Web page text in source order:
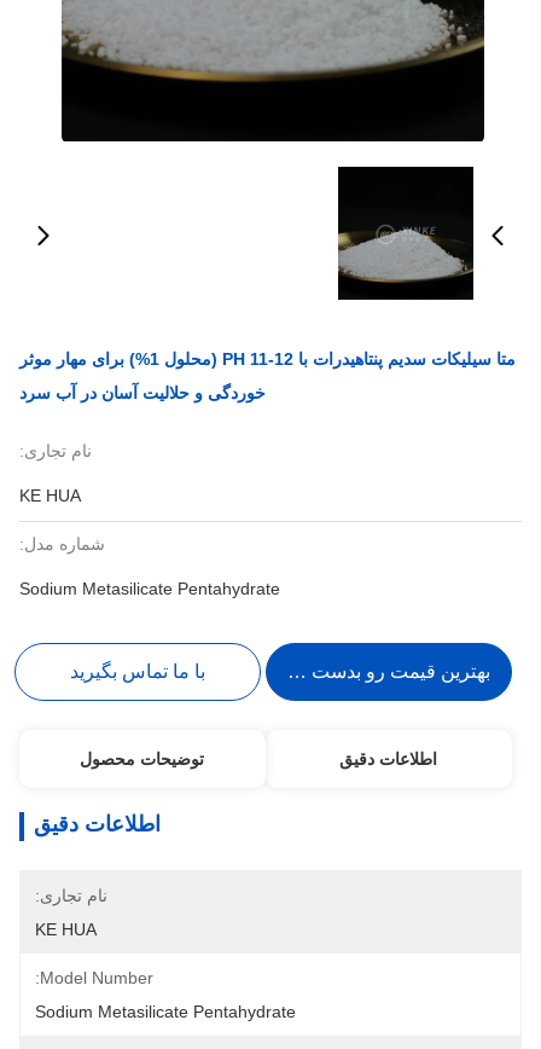
متا سیلیكات سدیم پنتاهیدرات با PH 11-12 (محلول 1%) برای مهار موثر
خوردگی و حلالیت آسان در آب سرد
نام تجاری:
KE HUA
شماره مدل:
Sodium Metasilicate Pentahydrate
بهترین قیمت رو بدست بیار با ما تماس بگیرید
اطلاعات دقیق توضیحات محصول
اطلاعات دقیق
نام تجاری:
KE HUA
Model Number:
Sodium Metasilicate Pentahydrate